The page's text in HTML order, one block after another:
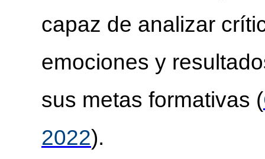
capaz de analizar
emociones y
sus metas formativas (
2022).